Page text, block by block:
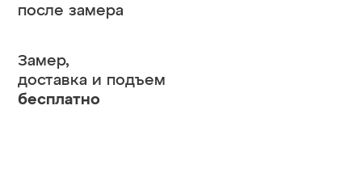
после замера
Замер,
доставка и подъем
бесплатно